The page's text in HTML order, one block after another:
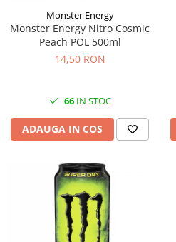
Monster Energy
Monster Energy Nitro Cosmic
Peach POL 500ml
14,50 RON
66IN STOC
ADAUGA IN COS